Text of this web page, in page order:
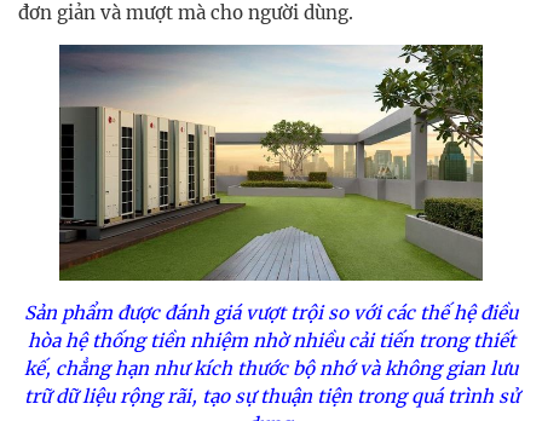
đơn giản và mượt mà cho người dùng.
Sản phẩm được đánh giá vượt trội so với các thế hệ điều
hòa hệ thống tiền nhiệm nhờ nhiều cải tiến trong thiết
kế, chẳng hạn như kích thước bộ nhớ và không gian lưu
trữ dữ liệu rộng rãi, tạo sự thuận tiện trong quá trình sử